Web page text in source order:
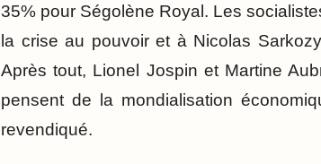
35% pour Ségolène Royal. Les
la crise au pouvoir et à Nicolas
Après tout, Lionel Jospin et Martine
pensent de la mondialisation
revendiqué.